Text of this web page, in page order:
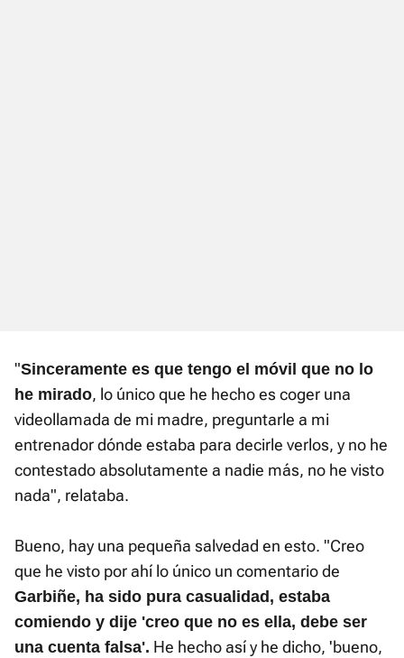
"Sinceramente es que tengo el móvil que no lo
he mirado, lo único que he hecho es coger una
videollamada de mi madre, preguntarle a mi
entrenador dónde estaba para decirle verlos, y no he
contestado absolutamente a nadie más, no he visto
nada", relataba.
Bueno, hay una pequeña salvedad en esto. "Creo
que he visto por ahí lo único un comentario de
Garbiñe, ha sido pura casualidad, estaba
comiendo y dije 'creo que no es ella, debe ser
una cuenta falsa'. He hecho así y he dicho, 'bueno,